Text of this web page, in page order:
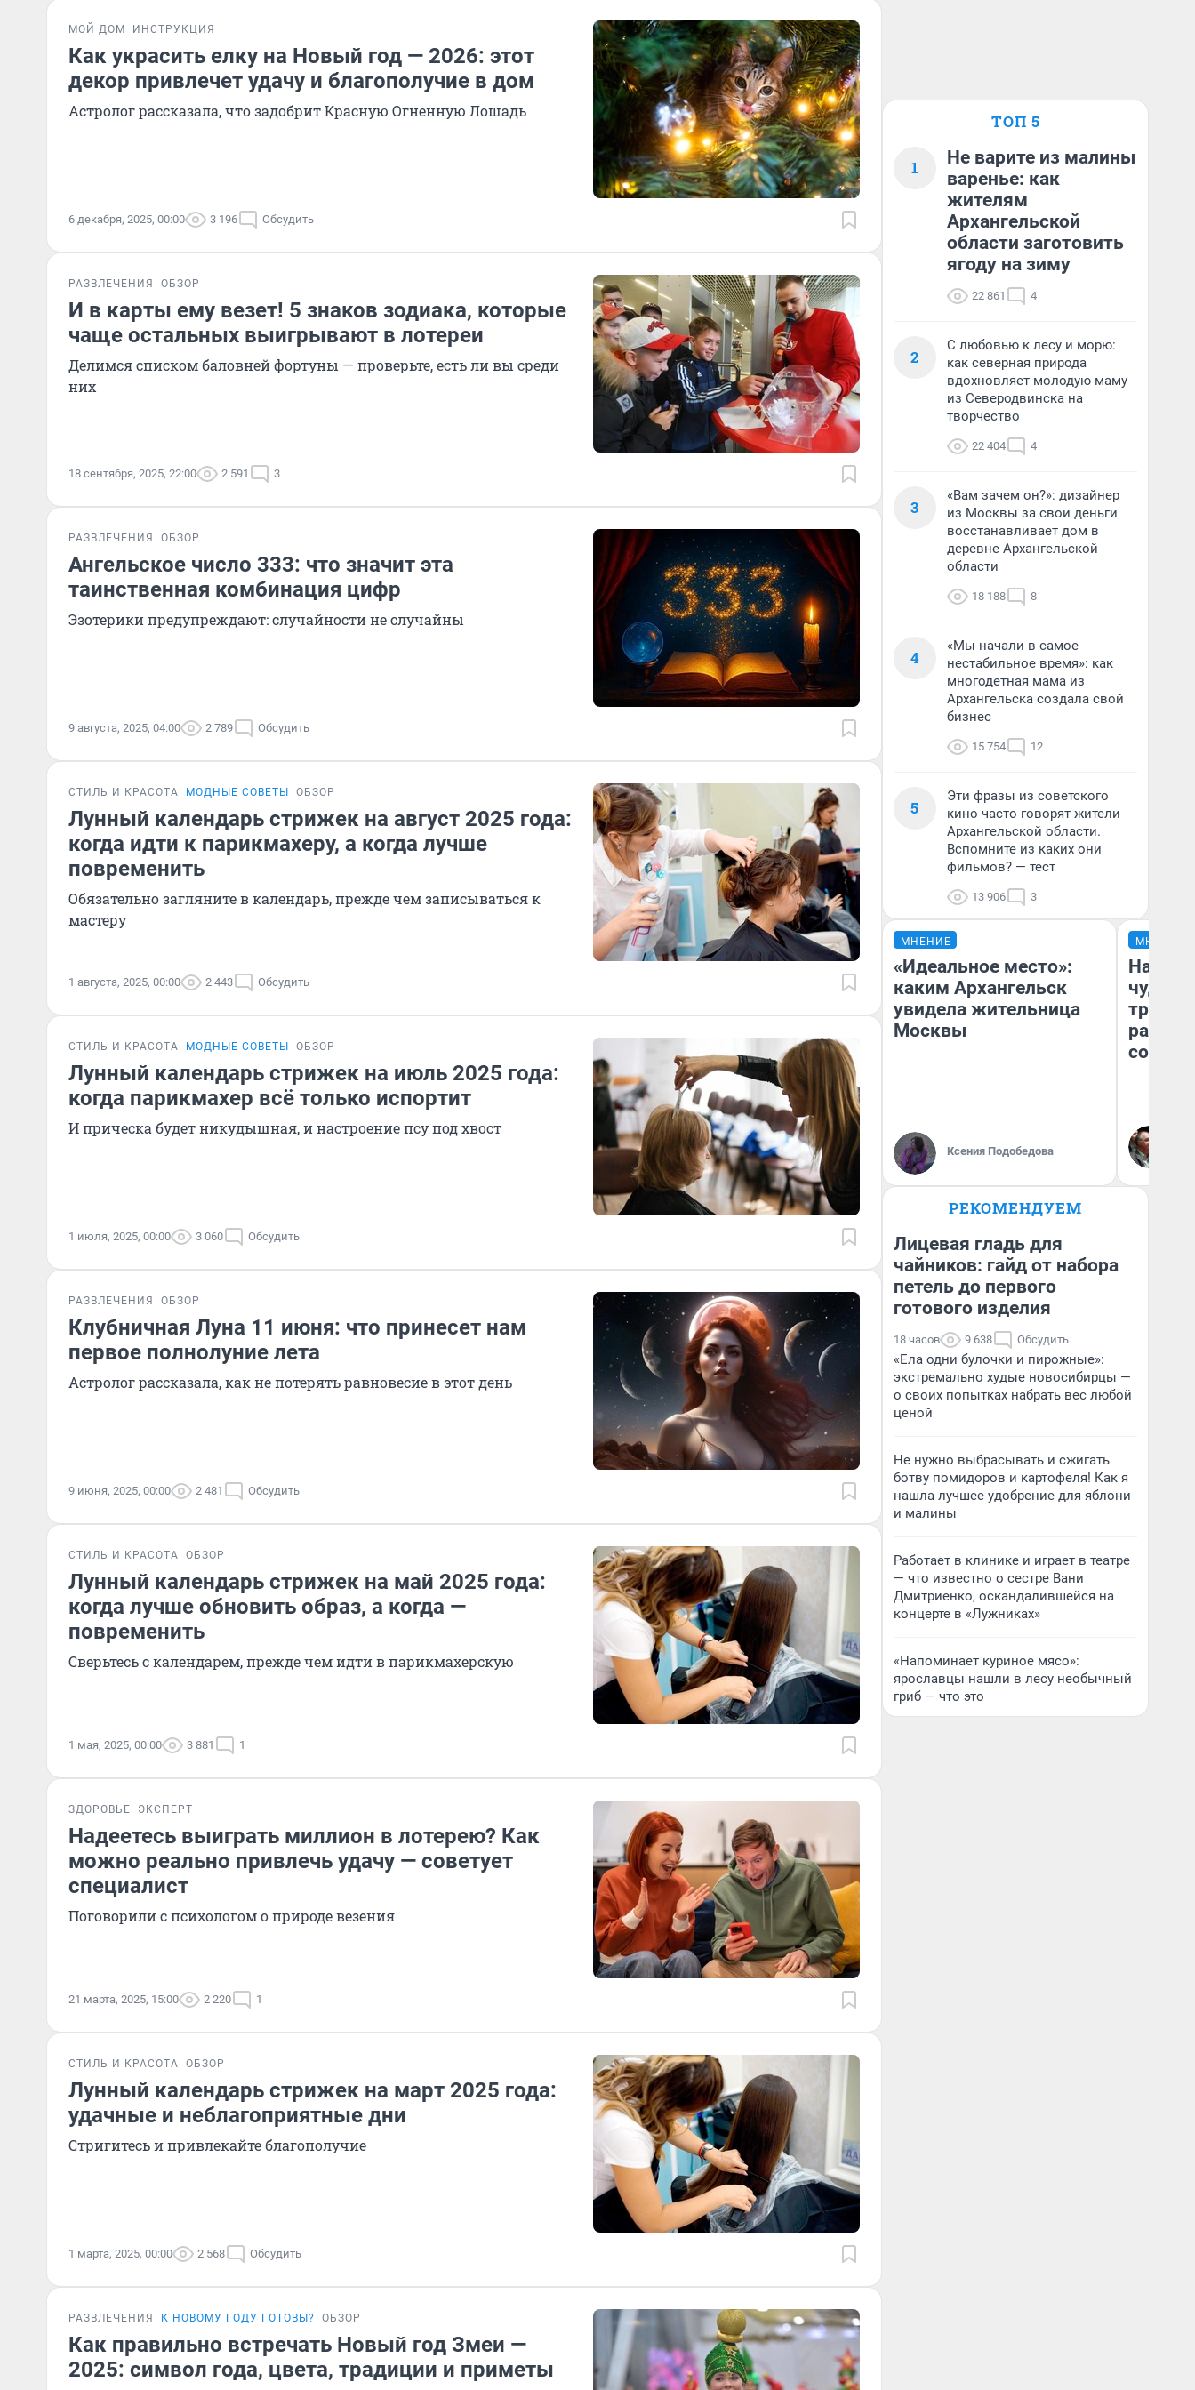
МОЙ ДОМ ИНСТРУКЦИЯ
Как украсить елку на Новый год — 2026: этот
декор привлечет удачу и благополучие в дом
Астролог рассказала, что задобрит Красную Огненную Лошадь
6 декабря, 2025, 00:00 3 196 Обсудить
РАЗВЛЕЧЕНИЯ ОБЗОР
И в карты ему везет! 5 знаков зодиака, которые
чаще остальных выигрывают в лотереи
Делимся списком баловней фортуны — проверьте, есть ли вы среди
них
18 сентября, 2025, 22:00 2 591 3
РАЗВЛЕЧЕНИЯ ОБЗОР
Ангельское число 333: что значит эта
таинственная комбинация цифр
Эзотерики предупреждают: случайности не случайны
9 августа, 2025, 04:00 2 789 Обсудить
СТИЛЬ И КРАСОТА МОДНЫЕ СОВЕТЫ ОБЗОР
Лунный календарь стрижек на август 2025 года:
когда идти к парикмахеру, а когда лучше
повременить
Обязательно загляните в календарь, прежде чем записываться к
мастеру
1 августа, 2025, 00:00 2 443 Обсудить
СТИЛЬ И КРАСОТА МОДНЫЕ СОВЕТЫ ОБЗОР
Лунный календарь стрижек на июль 2025 года:
когда парикмахер всё только испортит
И прическа будет никудышная, и настроение псу под хвост
1 июля, 2025, 00:00 3 060 Обсудить
РАЗВЛЕЧЕНИЯ ОБЗОР
Клубничная Луна 11 июня: что принесет нам
первое полнолуние лета
Астролог рассказала, как не потерять равновесие в этот день
9 июня, 2025, 00:00 2 481 Обсудить
СТИЛЬ И КРАСОТА ОБЗОР
Лунный календарь стрижек на май 2025 года:
когда лучше обновить образ, а когда —
повременить
Сверьтесь с календарем, прежде чем идти в парикмахерскую
1 мая, 2025, 00:00 3 881 1
ЗДОРОВЬЕ ЭКСПЕРТ
Надеетесь выиграть миллион в лотерею? Как
можно реально привлечь удачу — советует
специалист
Поговорили с психологом о природе везения
21 марта, 2025, 15:00 2 220 1
СТИЛЬ И КРАСОТА ОБЗОР
Лунный календарь стрижек на март 2025 года:
удачные и неблагоприятные дни
Стригитесь и привлекайте благополучие
1 марта, 2025, 00:00 2 568 Обсудить
РАЗВЛЕЧЕНИЯ К НОВОМУ ГОДУ ГОТОВЫ? ОБЗОР
Как правильно встречать Новый год Змеи —
2025: символ года, цвета, традиции и приметы
ТОП 5
1
Не варите из малины
варенье: как
жителям
Архангельской
области заготовить
ягоду на зиму
22 861 4
2
С любовью к лесу и морю:
как северная природа
вдохновляет молодую маму
из Северодвинска на
творчество
22 404 4
3
«Вам зачем он?»: дизайнер
из Москвы за свои деньги
восстанавливает дом в
деревне Архангельской
области
18 188 8
4
«Мы начали в самое
нестабильное время»: как
многодетная мама из
Архангельска создала свой
бизнес
15 754 12
5
Эти фразы из советского
кино часто говорят жители
Архангельской области.
Вспомните из каких они
фильмов? — тест
13 906 3
МНЕНИЕ
«Идеальное место»:
каким Архангельск
увидела жительница
Москвы
Ксения Подобедова
МНЕНИЕ
чудом
РЕКОМЕНДУЕМ
Лицевая гладь для
чайников: гайд от набора
петель до первого
готового изделия
18 часов 9 638 Обсудить
«Ела одни булочки и пирожные»:
экстремально худые новосибирцы —
о своих попытках набрать вес любой
ценой
Не нужно выбрасывать и сжигать
ботву помидоров и картофеля! Как я
нашла лучшее удобрение для яблони
и малины
Работает в клинике и играет в театре
— что известно о сестре Вани
Дмитриенко, оскандалившейся на
концерте в «Лужниках»
«Напоминает куриное мясо»:
ярославцы нашли в лесу необычный
гриб — что это